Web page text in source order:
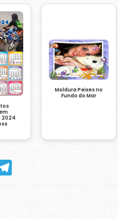
2024
Moldura Peixes no
Fundo do Mar
Telegram